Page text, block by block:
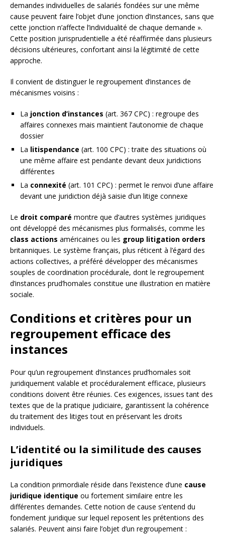
demandes individuelles de salariés fondées sur une même
cause peuvent faire l’objet d’une jonction d’instances, sans que
cette jonction n’affecte l’individualité de chaque demande ».
Cette position jurisprudentielle a été réaffirmée dans plusieurs
décisions ultérieures, confortant ainsi la légitimité de cette
approche.
Il convient de distinguer le regroupement d’instances de
mécanismes voisins :
La jonction d’instances (art. 367 CPC) : regroupe des
affaires connexes mais maintient l’autonomie de chaque
dossier
La litispendance (art. 100 CPC) : traite des situations où
une même affaire est pendante devant deux juridictions
différentes
La connexité (art. 101 CPC) : permet le renvoi d’une affaire
devant une juridiction déjà saisie d’un litige connexe
Le droit comparé montre que d’autres systèmes juridiques
ont développé des mécanismes plus formalisés, comme les
class actions américaines ou les group litigation orders
britanniques. Le système français, plus réticent à l’égard des
actions collectives, a préféré développer des mécanismes
souples de coordination procédurale, dont le regroupement
d’instances prud’homales constitue une illustration en matière
sociale.
Conditions et critères pour un
regroupement efficace des
instances
Pour qu’un regroupement d’instances prud’homales soit
juridiquement valable et procéduralement efficace, plusieurs
conditions doivent être réunies. Ces exigences, issues tant des
textes que de la pratique judiciaire, garantissent la cohérence
du traitement des litiges tout en préservant les droits
individuels.
L’identité ou la similitude des causes
juridiques
La condition primordiale réside dans l’existence d’une cause
juridique identique ou fortement similaire entre les
différentes demandes. Cette notion de cause s’entend du
fondement juridique sur lequel reposent les prétentions des
salariés. Peuvent ainsi faire l’objet d’un regroupement :